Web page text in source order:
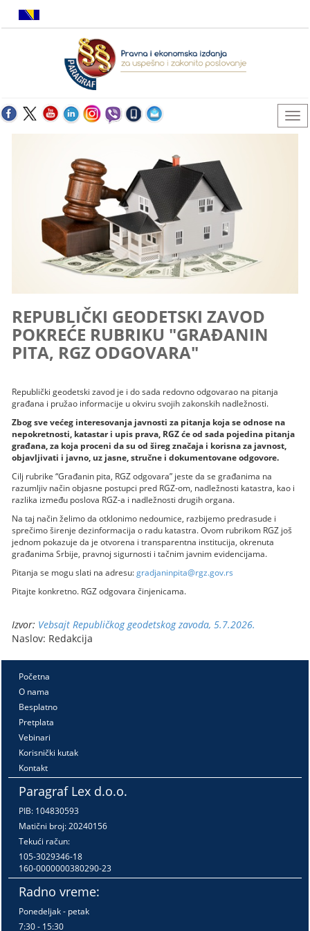
REPUBLIČKI GEODETSKI ZAVOD
POKREĆE RUBRIKU "GRAĐANIN
PITA, RGZ ODGOVARA"
Republički geodetski zavod je i do sada redovno odgovarao na pitanja
građana i pružao informacije u okviru svojih zakonskih nadležnosti.
Zbog sve većeg interesovanja javnosti za pitanja koja se odnose na
nepokretnosti, katastar i upis prava, RGZ će od sada pojedina pitanja
građana, za koja proceni da su od šireg značaja i korisna za javnost,
objavljivati i javno, uz jasne, stručne i dokumentovane odgovore.
Cilj rubrike “Građanin pita, RGZ odgovara” jeste da se građanima na
razumljiv način objasne postupci pred RGZ-om, nadležnosti katastra, kao i
razlika između poslova RGZ-a i nadležnosti drugih organa.
Na taj način želimo da otklonimo nedoumice, razbijemo predrasude i
sprečimo širenje dezinformacija o radu katastra. Ovom rubrikom RGZ još
jednom pokazuje da je otvorena i transparentna institucija, okrenuta
građanima Srbije, pravnoj sigurnosti i tačnim javnim evidencijama.
Pitanja se mogu slati na adresu:gradjaninpita@rgz.gov.rs
Pitajte konkretno. RGZ odgovara činjenicama.
Izvor: Vebsajt Republičkog geodetskog zavoda, 5.7.2026.
Naslov: Redakcija
Početna
O nama
Besplatno
Pretplata
Vebinari
Korisnički kutak
Kontakt
Paragraf Lex d.o.o.
PIB: 104830593
Matični broj: 20240156
Tekući račun:
105-3029346-18
160-0000000380290-23
Radno vreme:
Ponedeljak - petak
7:30 - 15:30